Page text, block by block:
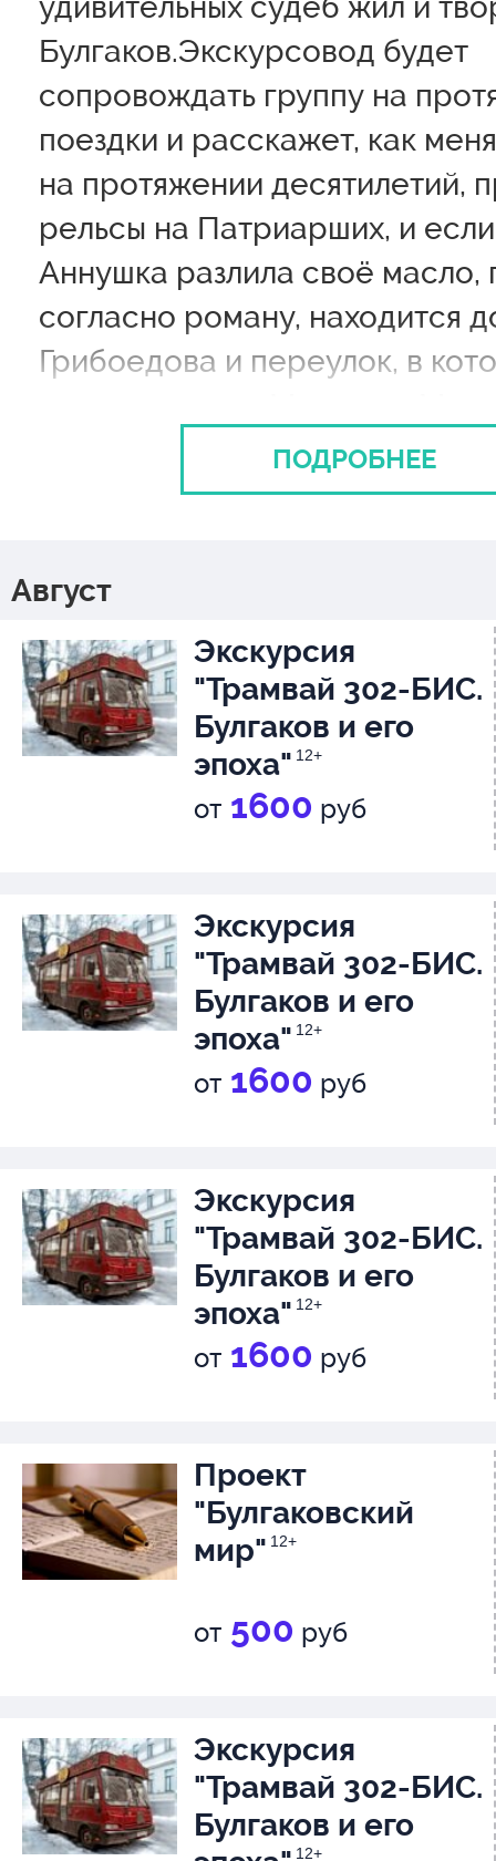
Булгаков.Экскурсовод будет
сопровождать группу на
поездки и расскажет, как
на протяжении десятилетий,
рельсы на Патриарших, и
Аннушка разлила своё масло,
согласно роману, находится
Грибоедова и переулок, в
Начало экскурсии от музея.
Экскурсия начинается с
в автобус осуществляется за
до отправления.
ПОДРОБНЕЕ
Август
Экскурсия
"Трамвай 302-БИС.
Булгаков и его
эпоха" 12+
от 1600 руб
Экскурсия
"Трамвай 302-БИС.
Булгаков и его
эпоха" 12+
от 1600 руб
Экскурсия
"Трамвай 302-БИС.
Булгаков и его
эпоха" 12+
от 1600 руб
Проект
"Булгаковский
мир" 12+
от 500 руб
Экскурсия
"Трамвай 302-БИС.
Булгаков и его
12+